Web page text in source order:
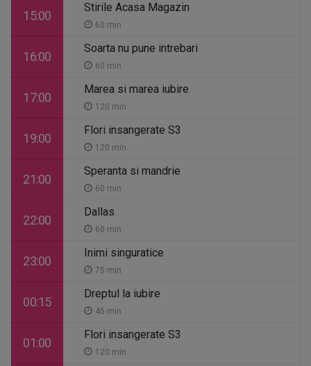
15:00
Stirile Acasa Magazin
60 min
16:00
Soarta nu pune intrebari
60 min
17:00
Marea si marea iubire
120 min
19:00
Flori insangerate S3
120 min
21:00
Speranta si mandrie
60 min
22:00
Dallas
60 min
23:00
Inimi singuratice
75 min
00:15
Dreptul la iubire
45 min
01:00
Flori insangerate S3
120 min